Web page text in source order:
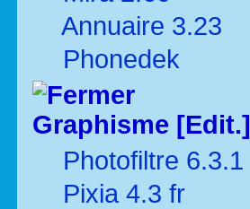
Annuaire 3.23
Phonedek
Graphisme [Edit.]
Photofiltre 6.3.1
Pixia 4.3 fr